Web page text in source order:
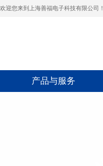
欢迎您来到上海善福电子科技有限公司！
产品与服务